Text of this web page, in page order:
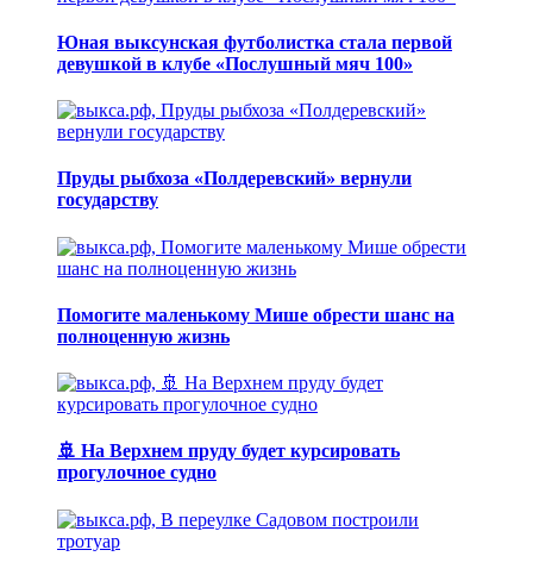
Юная выксунская футболистка стала первой
девушкой в клубе «Послушный мяч 100»
Пруды рыбхоза «Полдеревский» вернули
государству
Помогите маленькому Мише обрести шанс на
полноценную жизнь
🚢 На Верхнем пруду будет курсировать
прогулочное судно